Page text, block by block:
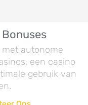
met autonome
een casino
gebruik van